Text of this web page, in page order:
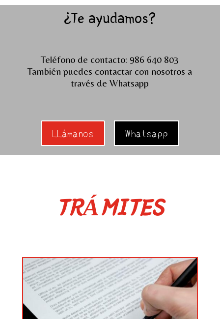
¿Te ayudamos?
Teléfono de contacto: 986 640 803
También puedes contactar con nosotros a
través de Whatsapp
LLámanos Whatsapp
TRÁMITES